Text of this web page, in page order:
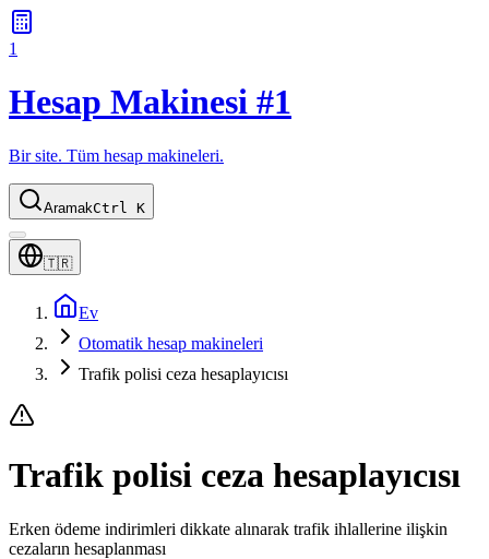
1
Hesap Makinesi #1
Bir site. Tüm hesap makineleri.
AramakCtrl K
🇹🇷
Ev
Otomatik hesap makineleri
Trafik polisi ceza hesaplayıcısı
Trafik polisi ceza hesaplayıcısı
Erken ödeme indirimleri dikkate alınarak trafik ihlallerine ilişkin
cezaların hesaplanması